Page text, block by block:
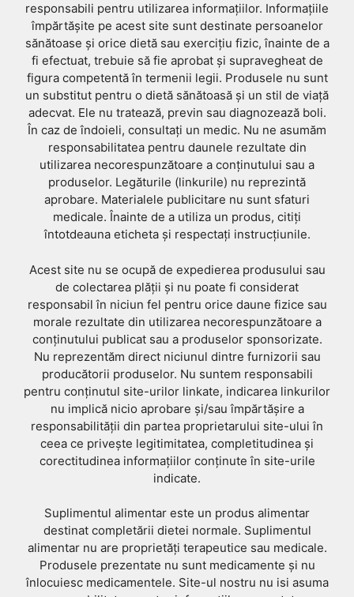
responsabili pentru utilizarea informațiilor. Informațiile
împărtășite pe acest site sunt destinate persoanelor
sănătoase și orice dietă sau exercițiu fizic, înainte de a
fi efectuat, trebuie să fie aprobat și supravegheat de
figura competentă în termenii legii. Produsele nu sunt
un substitut pentru o dietă sănătoasă și un stil de viață
adecvat. Ele nu tratează, previn sau diagnozează boli.
În caz de îndoieli, consultați un medic. Nu ne asumăm
responsabilitatea pentru daunele rezultate din
utilizarea necorespunzătoare a conținutului sau a
produselor. Legăturile (linkurile) nu reprezintă
aprobare. Materialele publicitare nu sunt sfaturi
medicale. Înainte de a utiliza un produs, citiți
întotdeauna eticheta și respectați instrucțiunile.
Acest site nu se ocupă de expedierea produsului sau
de colectarea plății și nu poate fi considerat
responsabil în niciun fel pentru orice daune fizice sau
morale rezultate din utilizarea necorespunzătoare a
conținutului publicat sau a produselor sponsorizate.
Nu reprezentăm direct niciunul dintre furnizorii sau
producătorii produselor. Nu suntem responsabili
pentru conținutul site-urilor linkate, indicarea linkurilor
nu implică nicio aprobare și/sau împărtășire a
responsabilității din partea proprietarului site-ului în
ceea ce privește legitimitatea, completitudinea și
corectitudinea informațiilor conținute în site-urile
indicate.
Suplimentul alimentar este un produs alimentar
destinat completării dietei normale. Suplimentul
alimentar nu are proprietăți terapeutice sau medicale.
Produsele prezentate nu sunt medicamente și nu
înlocuiesc medicamentele. Site-ul nostru nu isi asuma